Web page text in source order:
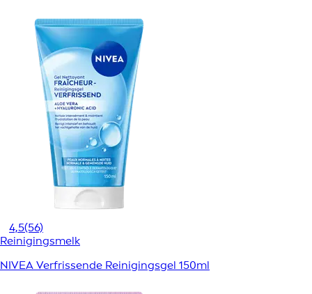
4,5(56)
Reinigingsmelk
NIVEA Verfrissende Reinigingsgel 150ml